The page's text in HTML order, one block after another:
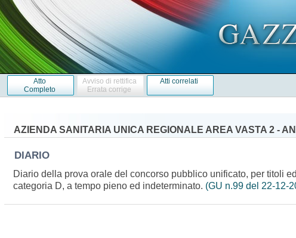
Atto
Completo
Avviso di rettifica
Errata corrige
Atti correlati
AZIENDA SANITARIA UNICA REGIONALE AREA VASTA 2 -
DIARIO
Diario della prova orale del concorso pubblico unificato, per titoli
categoria D, a tempo pieno ed indeterminato. (GU n.99 del 22-12-